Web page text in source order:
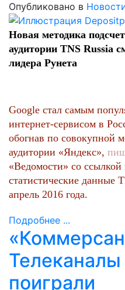
Опубликовано в
Новая методика
аудитории TNS Russia
лидера Рунета
Google стал самым
интернет-сервисом в
обогнав по совокупной
аудитории «Яндекс»,
«Ведомости» со ссылкой
статистические данные
апрель 2016 года.
Подробнее ...
Телеканалы
поиграли